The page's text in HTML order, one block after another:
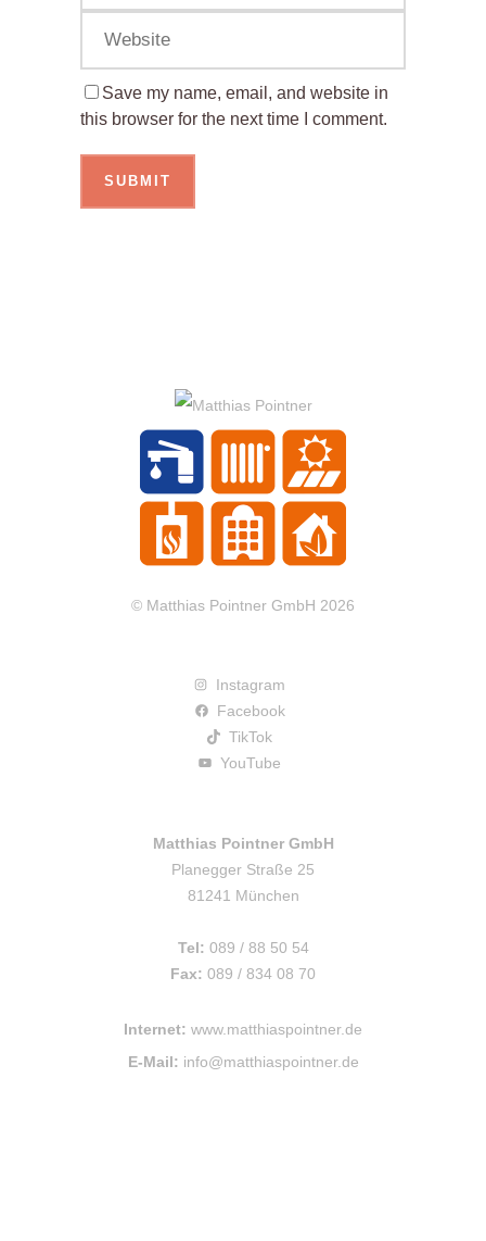
Save my name, email, and website in
this browser for the next time I comment.
© Matthias Pointner GmbH 2026
Instagram
Facebook
TikTok
YouTube
Matthias Pointner GmbH
Planegger Straße 25
81241 München
Tel: 089 / 88 50 54
Fax: 089 / 834 08 70
Internet: www.matthiaspointner.de
E-Mail: info@matthiaspointner.de